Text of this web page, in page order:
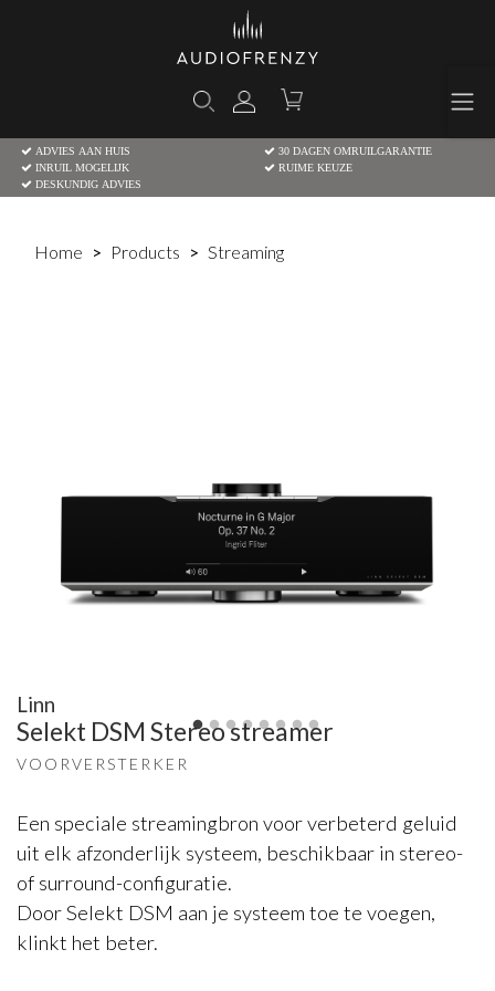
ADVIES AAN HUIS
30 DAGEN OMRUILGARANTIE
INRUIL MOGELIJK
RUIME KEUZE
DESKUNDIG ADVIES
Home Products Streaming
Linn
Selekt DSM Stereo streamer
VOORVERSTERKER
Een speciale streamingbron voor verbeterd geluid
uit elk afzonderlijk systeem, beschikbaar in stereo-
of surround-configuratie.
Door Selekt DSM aan je systeem toe te voegen,
klinkt het beter.